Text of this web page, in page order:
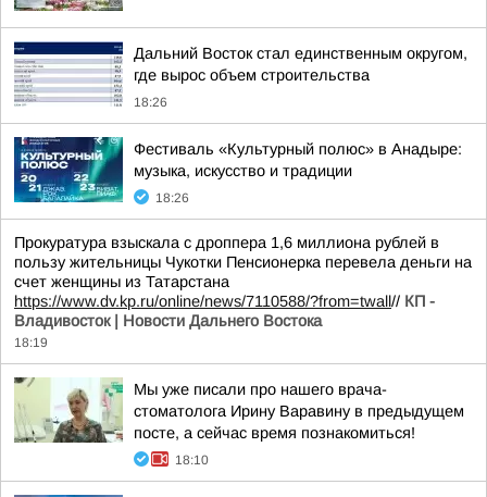
Дальний Восток стал единственным округом,
где вырос объем строительства
18:26
Фестиваль «Культурный полюс» в Анадыре:
музыка, искусство и традиции
18:26
Прокуратура взыскала с дроппера 1,6 миллиона рублей в
пользу жительницы Чукотки Пенсионерка перевела деньги на
счет женщины из Татарстана
https://www.dv.kp.ru/online/news/7110588/?from=twall// КП -
Владивосток | Новости Дальнего Востока
18:19
Мы уже писали про нашего врача-
стоматолога Ирину Варавину в предыдущем
посте, а сейчас время познакомиться!
18:10